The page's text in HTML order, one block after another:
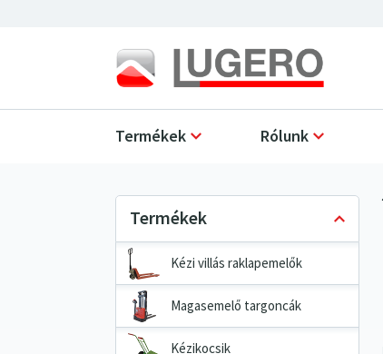
Termékek Rólunk
Kézi villás raklapemelők
Magasemelő targoncák
Kézikocsik